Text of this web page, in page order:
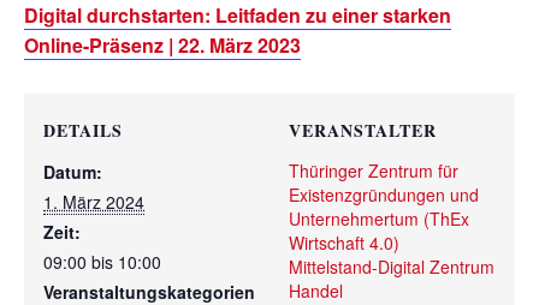
Digital durchstarten: Leitfaden zu einer starken
Online-Präsenz | 22. März 2023
DETAILS
Datum:
1. März 2024
Zeit:
09:00 bis 10:00
Veranstaltungskategorien
VERANSTALTER
Thüringer Zentrum für
Existenzgründungen und
Unternehmertum (ThEx
Wirtschaft 4.0)
Mittelstand-Digital Zentrum
Handel